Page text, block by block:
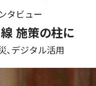
タビュー
施策の柱に
､デジタル活用